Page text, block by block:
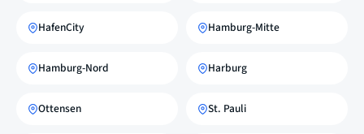
HafenCity Hamburg-Mitte
Hamburg-Nord Harburg
Ottensen St. Pauli